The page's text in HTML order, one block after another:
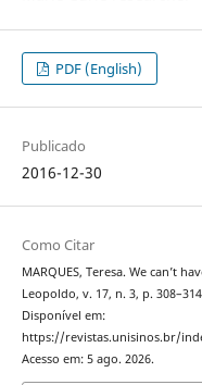
PDF (English)
Publicado
2016-12-30
Como Citar
MARQUES, Teresa. We can’t
Leopoldo, v. 17, n. 3, p.
Disponível em:
https://revistas.unisinos.br/
Acesso em: 5 ago. 2026.